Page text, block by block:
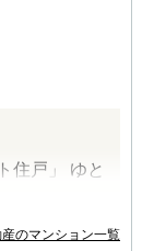
住戸」 ゆと
や採光にも
のマンション一覧